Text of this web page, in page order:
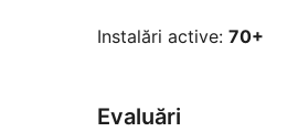
Instalări active: 70+
Evaluări